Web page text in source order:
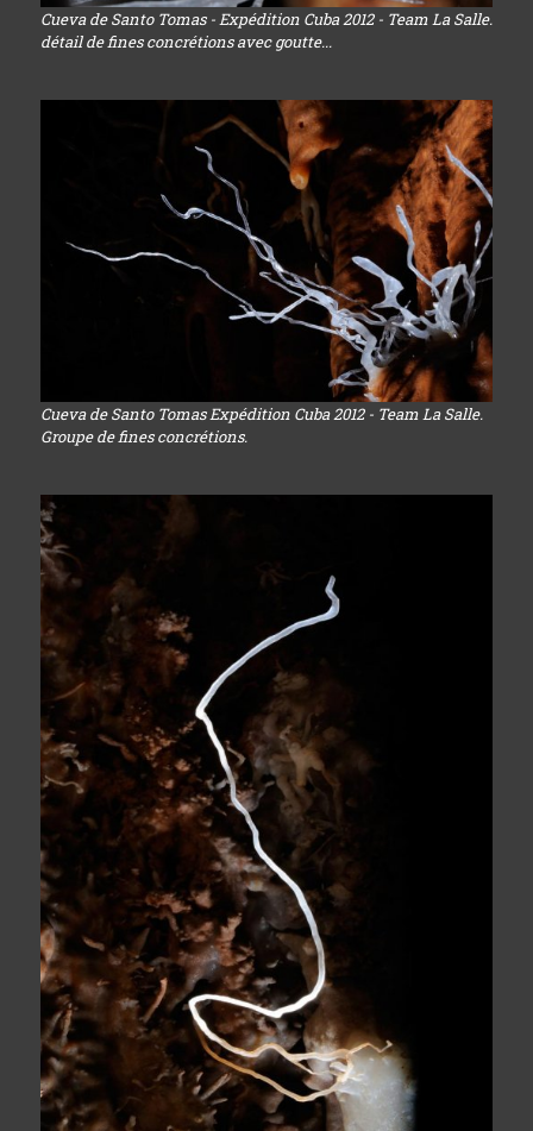
Cueva de Santo Tomas - Expédition Cuba 2012 - Team La Salle.
détail de fines concrétions avec goutte...
Cueva de Santo Tomas Expédition Cuba 2012 - Team La Salle.
Groupe de fines concrétions.